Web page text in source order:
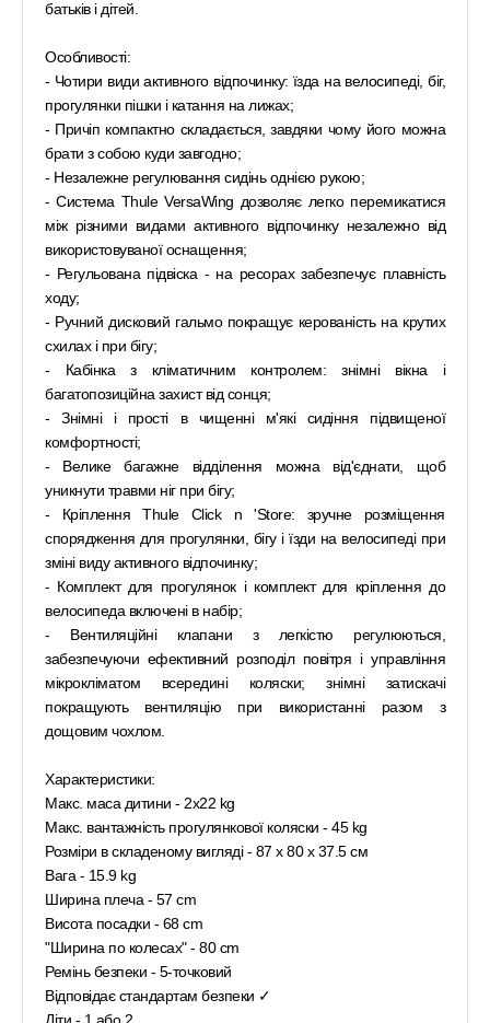
батьків і дітей.
Особливості:
- Чотири види активного відпочинку: їзда на велосипеді, біг,
прогулянки пішки і катання на лижах;
- Причіп компактно складається, завдяки чому його можна
брати з собою куди завгодно;
- Незалежне регулювання сидінь однією рукою;
- Система Thule VersaWing дозволяє легко перемикатися
між різними видами активного відпочинку незалежно від
використовуваної оснащення;
- Регульована підвіска - на ресорах забезпечує плавність
ходу;
- Ручний дисковий гальмо покращує керованість на крутих
схилах і при бігу;
- Кабінка з кліматичним контролем: знімні вікна і
багатопозиційна захист від сонця;
- Знімні і прості в чищенні м'які сидіння підвищеної
комфортності;
- Велике багажне відділення можна від'єднати, щоб
уникнути травми ніг при бігу;
- Кріплення Thule Click n 'Store: зручне розміщення
спорядження для прогулянки, бігу і їзди на велосипеді при
зміні виду активного відпочинку;
- Комплект для прогулянок і комплект для кріплення до
велосипеда включені в набір;
- Вентиляційні клапани з легкістю регулюються,
забезпечуючи ефективний розподіл повітря і управління
мікрокліматом всередині коляски; знімні затискачі
покращують вентиляцію при використанні разом з
дощовим чохлом.
Характеристики:
Макс. маса дитини - 2x22 kg
Макс. вантажність прогулянкової коляски - 45 kg
Розміри в складеному вигляді - 87 x 80 x 37.5 см
Вага - 15.9 kg
Ширина плеча - 57 cm
Висота посадки - 68 cm
"Ширина по колесах" - 80 cm
Ремінь безпеки - 5-точковий
Відповідає стандартам безпеки ✓